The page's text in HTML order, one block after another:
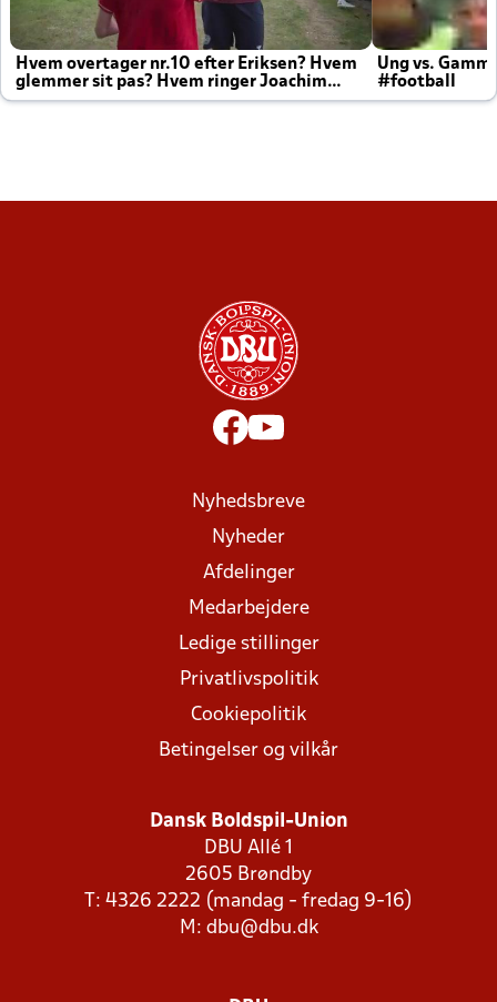
Hvem overtager nr.10 efter Eriksen? Hvem
glemmer sit pas? Hvem ringer Joachim
altid til efter kampe?
Ung vs.
#football
Nyhedsbreve
Nyheder
Afdelinger
Medarbejdere
Ledige stillinger
Privatlivspolitik
Cookiepolitik
Betingelser og vilkår
Dansk Boldspil-Union
DBU Allé 1
2605 Brøndby
T: 4326 2222 (mandag - fredag 9-16)
M: dbu@dbu.dk